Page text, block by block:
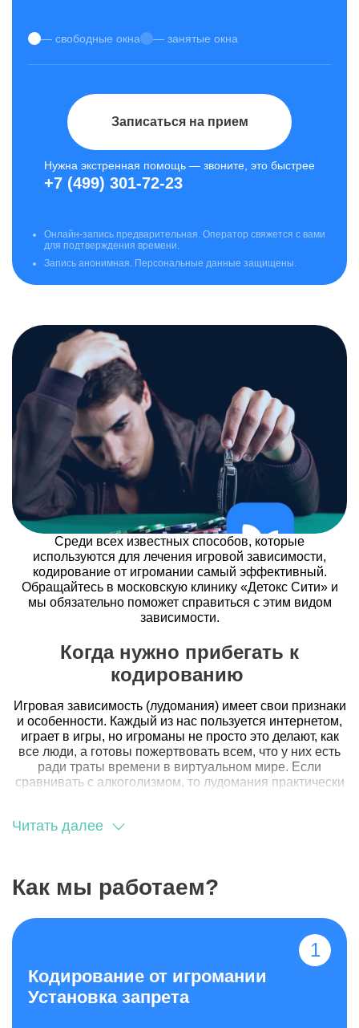
— свободные окна — занятые окна
Записаться на прием
Нужна экстренная помощь — звоните, это быстрее
+7 (499) 301-72-23
Онлайн-запись предварительная. Оператор свяжется с вами
для подтверждения времени.
Запись анонимная. Персональные данные защищены.
Среди всех известных способов, которые
используются для лечения игровой зависимости,
кодирование от игромании самый эффективный.
Обращайтесь в московскую клинику «Детокс Сити» и
мы обязательно поможет справиться с этим видом
зависимости.
Когда нужно прибегать к
кодированию
Игровая зависимость (лудомания) имеет свои признаки
и особенности. Каждый из нас пользуется интернетом,
играет в игры, но игроманы не просто это делают, как
все люди, а готовы пожертвовать всем, что у них есть
ради траты времени в виртуальном мире. Если
сравнивать с алкоголизмом, то лудомания практически
отсутствует нарушение речи, не обостряются
игромана и свидетельствуют, что пора в клинику за
профессиональной помощью. К этим признакам
относятся:
снижение интереса к происходящим событиям,
увлечениям. Человека ничего не интересует, как
игра и все, что с ней связано;
проведение всего своего свободного времени за
компьютером или телефоном в ущерб полезным
Читать далее
Как мы работаем?
Кодирование от игромании
Установка запрета